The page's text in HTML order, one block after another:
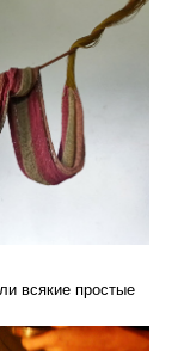
всякие простые